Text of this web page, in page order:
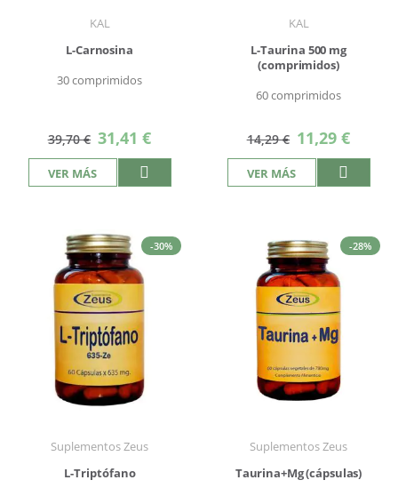
KAL
L-Carnosina
30 comprimidos
39,70 € Precio
especial
31,41 €
VER MÁS
KAL
L-Taurina 500 mg
(comprimidos)
60 comprimidos
14,29 € Precio
especial
11,29 €
VER MÁS
-30%
Suplementos Zeus
L-Triptófano
-28%
Suplementos Zeus
Taurina+Mg (cápsulas)